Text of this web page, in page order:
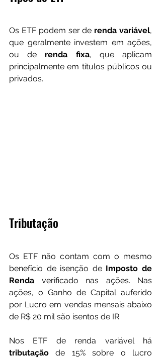
Os ETF podem ser de renda variável,
que geralmente investem em ações,
ou de renda fixa, que aplicam
principalmente em títulos públicos ou
privados.
Tributação
Os ETF não contam com o mesmo
benefício de isenção de Imposto de
Renda verificado nas ações. Nas
ações, o Ganho de Capital auferido
por Lucro em vendas mensais abaixo
de R$ 20 mil são isentos de IR.
tributação de 15% sobre o lucro